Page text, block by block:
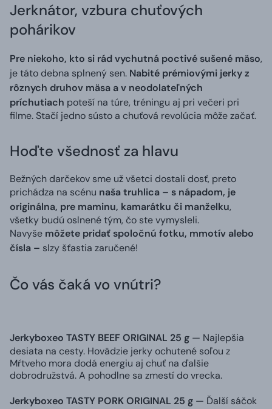
Jerknátor, vzbura chuťových
pohárikov
Pre niekoho, kto si rád vychutná poctivé sušené mäso,
je táto debna splnený sen. Nabité prémiovými jerky z
rôznych druhov mäsa a v neodolateľných
príchutiach poteší na túre, tréningu aj pri večeri pri
filme. Stačí jedno sústo a chuťová revolúcia môže začať.
Hoďte všednosť za hlavu
Bežných darčekov sme už všetci dostali dosť, preto
prichádza na scénu naša truhlica – s nápadom, je
originálna, pre maminu, kamarátku či manželku,
všetky budú oslnené tým, čo ste vymysleli.
Navyše môžete pridať spoločnú fotku, mmotív alebo
čísla – slzy šťastia zaručené!
Čo vás čaká vo vnútri?
Jerkyboxeo TASTY BEEF ORIGINAL 25 g — Najlepšia
desiata na cesty. Hovädzie jerky ochutené soľou z
Mŕtveho mora dodá energiu aj chuť na ďalšie
dobrodružstvá. A pohodlne sa zmestí do vrecka.
Jerkyboxeo TASTY PORK ORIGINAL 25 g — Ďalší sáčok